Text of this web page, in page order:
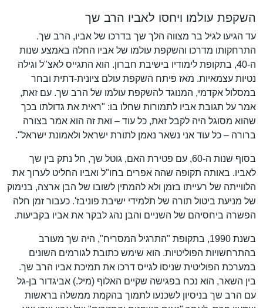
השקפת עולמו ויחסו לאביו הרב שך
עד הגיעו לגיל בר מצווה הלך שך בדרכו של אביו, הרב שך.
התרחקותו מדרכו והשקפת עולמו של אביו החלה באמצע שנות
ה-40, בתקופת לימודיו בישיבת חברון. הוא התגייס לאצ"ל וגילה
נטיות עצמאיות. מאז פיתח השקפת עולם ציונית-דתית ובחר
במסלול אקדמי, המנוגד להשקפת עולמו של הרב שך. עם זאת,
אמר על תגובת אביו לתמורות שחלו בו: "ראית את גדולתו בכך
שהוא מסוגל היה לקבל זאת, כל עוד – ואת זה הוא אמר בצורה
ברורה – כל עוד אני נשאר נאמן לתורת ישראל ולאמונת ישראל".
בסוף שנות ה-60, עם פטירת האם, גוטל שך, חל נתק בין שך
לאביו. באותה תקופה שהה אפרים בחו"ל ואביו החליט לערוך את
הלווייתה של רעייתו בזמן ולא להמתין לשובו של הבן ארצה, בנימוק
של מניעת ביטול תורה של תלמידי ישיבת פוניבז'. כעבור זמן חלה
הפשרה ביחסיהם של השניים והבן נהג לבקר את אביו בקביעות.
בשנת 1990, בתקופת "התרגיל המסריח", היה שך מעורב
בהתרחשויות הפוליטיות. הוא שימש כתובת לגורמים השונים
במערכת הפוליטית שניסו לגייס דרכו את תמיכת אביו הרב שך.
בין השאר, הוא נכח בפגישה שקיים האלוף (מיל.) אביגדור בן-גל
עם הרב שך בניסיון לשכנעו לתמוך בהקמת ממשלה בראשות